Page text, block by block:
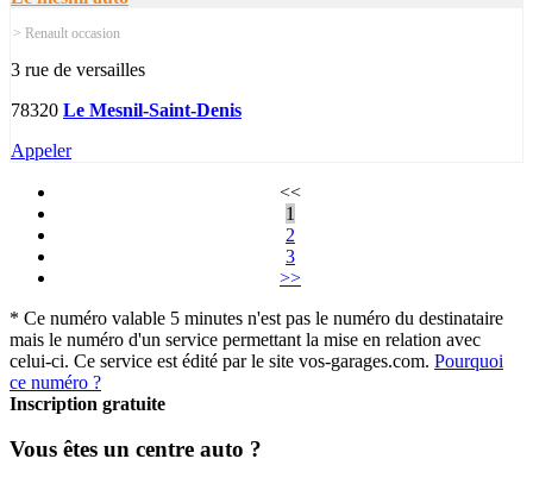
> Renault occasion
3 rue de versailles
78320 Le Mesnil-Saint-Denis
Appeler
<<
1
2
3
>>
* Ce numéro valable 5 minutes n'est pas le numéro du destinataire
mais le numéro d'un service permettant la mise en relation avec
celui-ci. Ce service est édité par le site vos-garages.com. Pourquoi
ce numéro ?
Inscription gratuite
Vous êtes un centre auto ?